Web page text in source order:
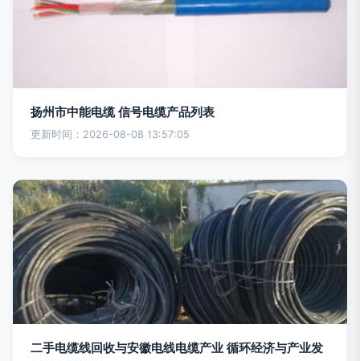
扬州市中能电缆 信号电缆产品列表
更新时间：2026-08-08 13:57:05
二手电缆线回收与安徽电线电缆产业 循环经济与产业发